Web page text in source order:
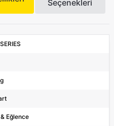
Seçenekleri
Eğlence